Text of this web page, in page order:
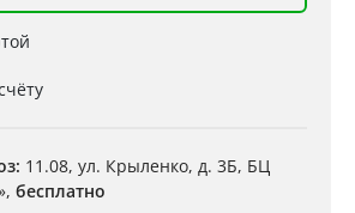
11.08, ул. Крыленко, д. 3Б, БЦ
бесплатно